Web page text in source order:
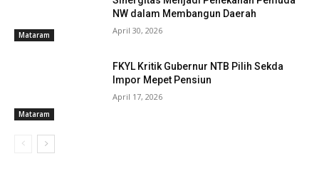
Mataram
NW dalam Membangun Daerah
April 30, 2026
Mataram
FKYL Kritik Gubernur NTB Pilih Sekda
Impor Mepet Pensiun
April 17, 2026